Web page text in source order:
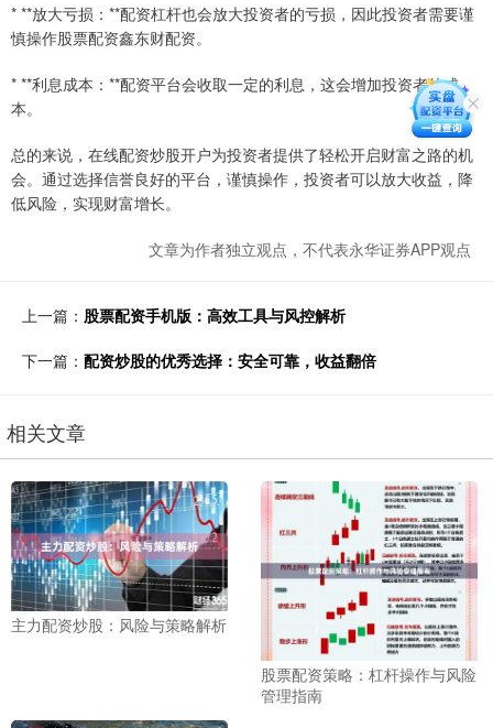
* **放大亏损：**配资杠杆也会放大投资者的亏损，因此投资者需要谨
慎操作股票配资鑫东财配资。
* **利息成本：**配资平台会收取一定的利息，这会增加投资者的成
本。
总的来说，在线配资炒股开户为投资者提供了轻松开启财富之路的机
会。通过选择信誉良好的平台，谨慎操作，投资者可以放大收益，降
低风险，实现财富增长。
文章为作者独立观点，不代表永华证券APP观点
上一篇： 股票配资手机版：高效工具与风控解析
下一篇： 配资炒股的优秀选择：安全可靠，收益翻倍
相关文章
主力配资炒股：风险与策略解析
股票配资策略：杠杆操作与风险
管理指南